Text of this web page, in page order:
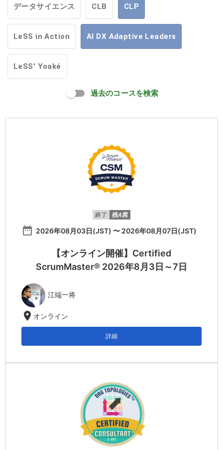
データサイエンス CLB CLP
LeSS in Action AI DX Adaptive Leaders
LeSS' Yoaké
過去のコースを検索
終了 残4席
date_range 2026年08月03日(JST) 〜 2026年08月07日(JST)
【オンライン開催】Certified
ScrumMaster® 2026年8月3日～7日
江端一将
location_on オンライン
詳細